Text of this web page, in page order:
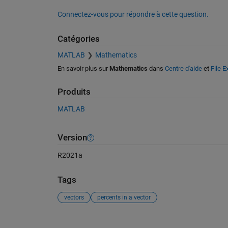
Connectez-vous pour répondre à cette question.
Catégories
MATLAB Mathematics
En savoir plus sur Mathematics dans Centre d'aideet File
Produits
MATLAB
Version
R2021a
Tags
vectors percents in a vector